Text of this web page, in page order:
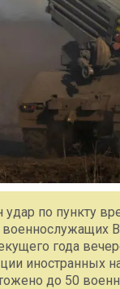
удар по пункту
года
иностранных
до 50